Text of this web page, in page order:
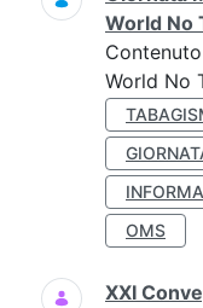
World No
World No
OMS
XXI